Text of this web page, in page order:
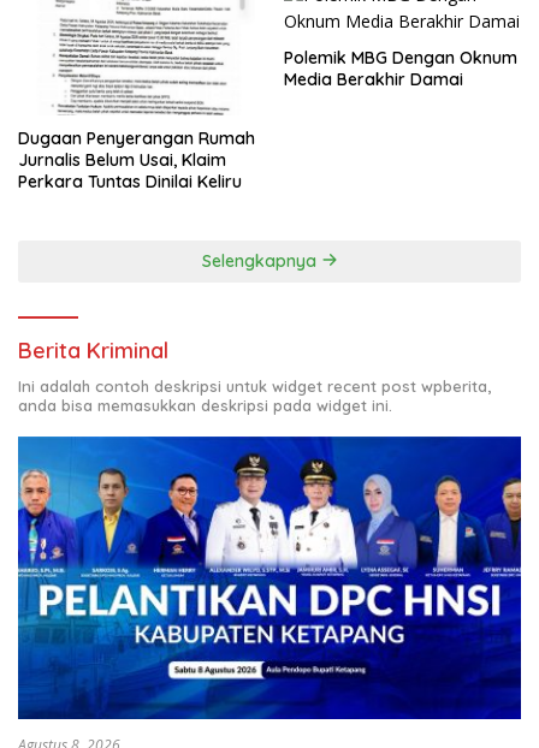
Dugaan Penyerangan Rumah
Jurnalis Belum Usai, Klaim
Perkara Tuntas Dinilai Keliru
Polemik MBG Dengan Oknum
Media Berakhir Damai
Selengkapnya
Berita Kriminal
Ini adalah contoh deskripsi untuk widget recent post wpberita,
anda bisa memasukkan deskripsi pada widget ini.